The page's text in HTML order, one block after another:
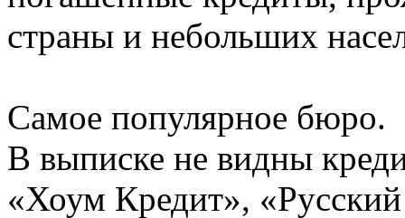
страны и небольших
Самое популярное бюро.
В выписке не видны
«Хоум Кредит»,